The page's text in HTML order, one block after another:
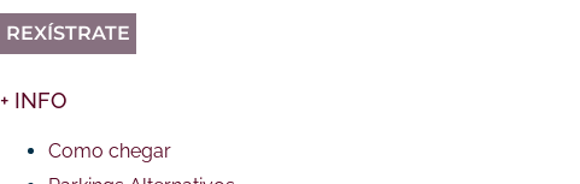
REXÍSTRATE
+ INFO
Como chegar